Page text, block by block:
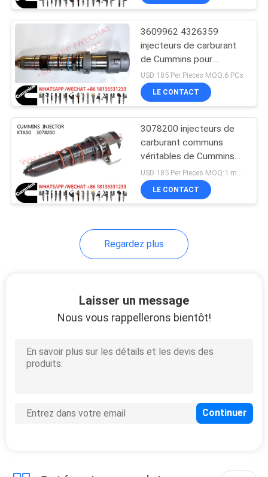
3609962 4326359
injecteurs de carburant
de Cummins pour
XINYIDA K38 K50
USD 185 Per Pieces MOQ:6 PCs
LE CONTACT
3078200 injecteurs de
carburant communs
véritables de Cummins
du rail KTA50 3023934
3070155 3084891
3068859
USD 185 Per Pieces MOQ:1 morceau
LE CONTACT
Regardez plus
Laisser un message
Nous vous rappellerons bientôt!